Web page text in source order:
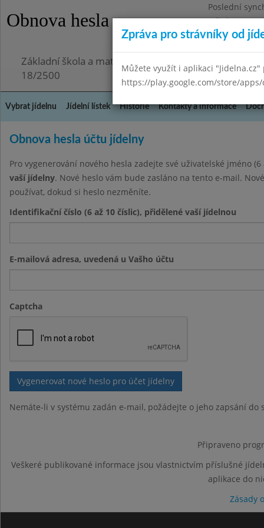
Obnova hesla
Poslední
Středa
Omezení
Základní škola a mateřská škola Chmelnice, Praha 3,
18/2500
Vybrat jídelnu Jídelní lístek Historie Kontakty a informace
Obnova hesla účtu jídelny
Pro vygenerování nového hesla zadejte své uživatelské jméno
vaší jídelny. Nové heslo vám bude zasláno na tento e-mail.
používat, dokud si heslo nezměníte.
Identifikační číslo (6 až 10 číslic), přidělené vaší jídelnou
E-mailová adresa, uvedená u Vašho účtu
Captcha
Nemáte-li v systému zadán e-mail, požádejte o jeho zapsání
Připraveno
Veškeré publikované informace jsou vlastnictvím příslušné
aplikace do
Zásady
Zpráva pro strávníky od
Můžete využít i aplikaci
https://play.google.com/store/